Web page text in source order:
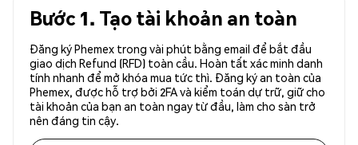
Bước 1. Tạo tài khoản an toàn
Đăng ký Phemex trong vài phút bằng email để bắt đầu
giao dịch Refund (RFD) toàn cầu. Hoàn tất xác minh danh
tính nhanh để mở khóa mua tức thì. Đăng ký an toàn của
Phemex, được hỗ trợ bởi 2FA và kiểm toán dự trữ, giữ cho
tài khoản của bạn an toàn ngay từ đầu, làm cho sàn trở
nên đáng tin cậy.